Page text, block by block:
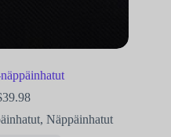
39.98
, Näppäinhatut